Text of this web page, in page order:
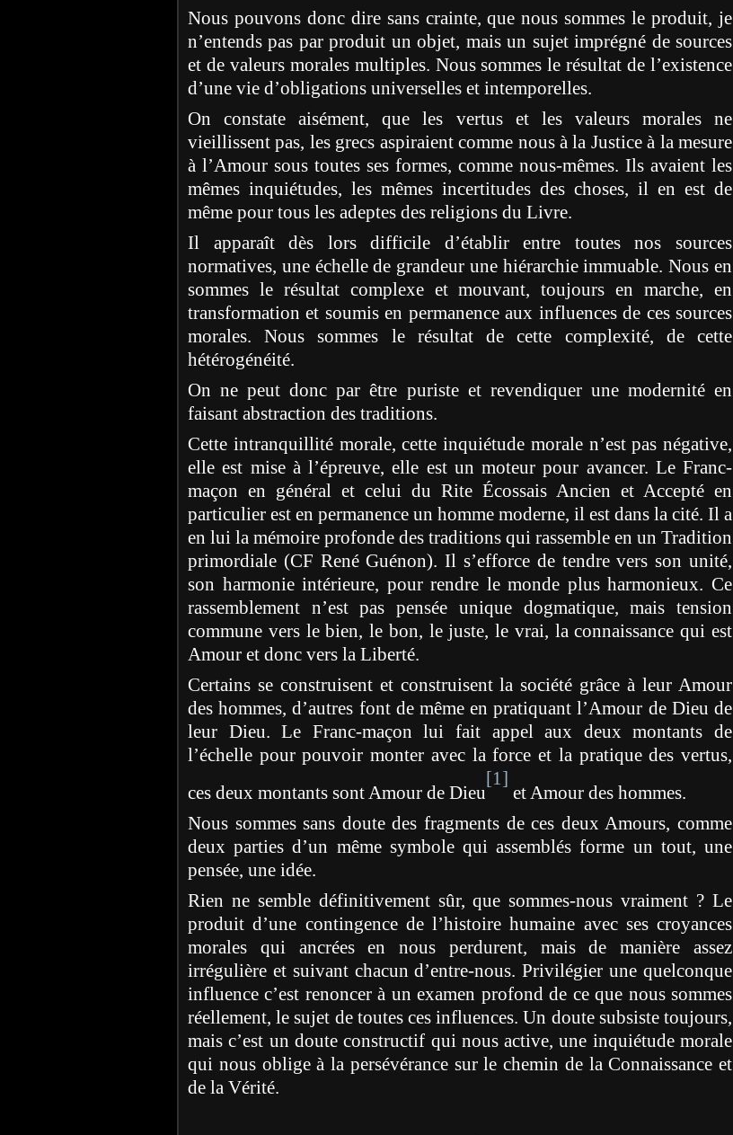
Nous pouvons donc dire sans crainte, que nous sommes le produit, je
n’entends pas par produit un objet, mais un sujet imprégné de sources
et de valeurs morales multiples. Nous sommes le résultat de l’existence
d’une vie d’obligations universelles et intemporelles.
On constate aisément, que les vertus et les valeurs morales ne
vieillissent pas, les grecs aspiraient comme nous à la Justice à la mesure
à l’Amour sous toutes ses formes, comme nous-mêmes. Ils avaient les
mêmes inquiétudes, les mêmes incertitudes des choses, il en est de
même pour tous les adeptes des religions du Livre.
Il apparaît dès lors difficile d’établir entre toutes nos sources
normatives, une échelle de grandeur une hiérarchie immuable. Nous en
sommes le résultat complexe et mouvant, toujours en marche, en
transformation et soumis en permanence aux influences de ces sources
morales. Nous sommes le résultat de cette complexité, de cette
hétérogénéité.
On ne peut donc par être puriste et revendiquer une modernité en
faisant abstraction des traditions.
Cette intranquillité morale, cette inquiétude morale n’est pas négative,
elle est mise à l’épreuve, elle est un moteur pour avancer. Le Franc-
maçon en général et celui du Rite Écossais Ancien et Accepté en
particulier est en permanence un homme moderne, il est dans la cité. Il a
en lui la mémoire profonde des traditions qui rassemble en un Tradition
primordiale (CF René Guénon). Il s’efforce de tendre vers son unité,
son harmonie intérieure, pour rendre le monde plus harmonieux. Ce
rassemblement n’est pas pensée unique dogmatique, mais tension
commune vers le bien, le bon, le juste, le vrai, la connaissance qui est
Amour et donc vers la Liberté.
Certains se construisent et construisent la société grâce à leur Amour
des hommes, d’autres font de même en pratiquant l’Amour de Dieu de
leur Dieu. Le Franc-maçon lui fait appel aux deux montants de
l’échelle pour pouvoir monter avec la force et la pratique des vertus,
ces deux montants sont Amour de Dieu
[1]
et Amour des hommes.
Nous sommes sans doute des fragments de ces deux Amours, comme
deux parties d’un même symbole qui assemblés forme un tout, une
pensée, une idée.
Rien ne semble définitivement sûr, que sommes-nous vraiment ? Le
produit d’une contingence de l’histoire humaine avec ses croyances
morales qui ancrées en nous perdurent, mais de manière assez
irrégulière et suivant chacun d’entre-nous. Privilégier une quelconque
influence c’est renoncer à un examen profond de ce que nous sommes
réellement, le sujet de toutes ces influences. Un doute subsiste toujours,
mais c’est un doute constructif qui nous active, une inquiétude morale
qui nous oblige à la persévérance sur le chemin de la Connaissance et
de la Vérité.